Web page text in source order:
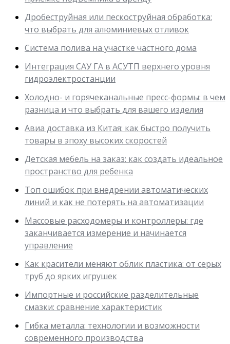
Дробеструйная или пескоструйная обработка:
что выбрать для алюминиевых отливок
Система полива на участке частного дома
Интеграция САУ ГА в АСУТП верхнего уровня
гидроэлектростанции
Холодно- и горячеканальные пресс-формы: в чем
разница и что выбрать для вашего изделия
Авиа доставка из Китая: как быстро получить
товары в эпоху высоких скоростей
Детская мебель на заказ: как создать идеальное
пространство для ребенка
Топ ошибок при внедрении автоматических
линий и как не потерять на автоматизации
Массовые расходомеры и контроллеры: где
заканчивается измерение и начинается
управление
Как красители меняют облик пластика: от серых
труб до ярких игрушек
Импортные и российские разделительные
смазки: сравнение характеристик
Гибка металла: технологии и возможности
современного производства